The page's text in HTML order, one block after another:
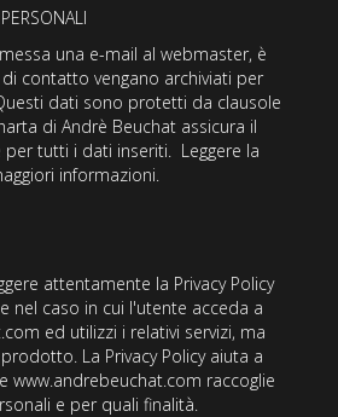
una e-mail al webmaster, è
contatto vengano archiviati per
dati sono protetti da clausole
di Andrè Beuchat assicura il
per tutti i dati inseriti. Leggere la
informazioni.
attentamente la Privacy Policy
nel caso in cui l'utente acceda a
ed utilizzi i relativi servizi, ma
La Privacy Policy aiuta a
www.andrebeuchat.com raccoglie
e per quali finalità.